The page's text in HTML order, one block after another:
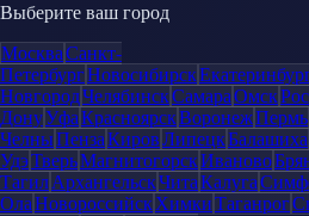
Выберите ваш город
МоскваСанкт-
ПетербургНовосибирск
НовгородЧелябинскСамараОмск
ДонуУфаКрасноярскВоронежПермь
ЧелныПензаКировЛипецкБалашиха
УдэТверьМагнитогорскИваново
ТагилАрхангельскЧитаКалуга
ОлаНовороссийскХимкиТаганрог